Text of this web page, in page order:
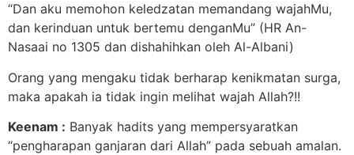
“Dan aku memohon keledzatan memandang wajahMu,
dan kerinduan untuk bertemu denganMu” (HR An-
Nasaai no 1305 dan dishahihkan oleh Al-Albani)
Orang yang mengaku tidak berharap kenikmatan surga,
maka apakah ia tidak ingin melihat wajah Allah?!!
Keenam : Banyak hadits yang mempersyaratkan
“pengharapan ganjaran dari Allah” pada sebuah amalan.